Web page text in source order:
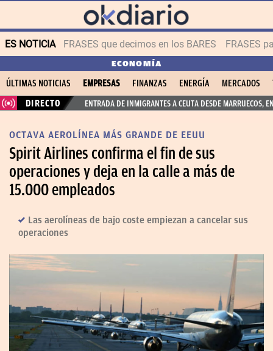
ES NOTICIA FRASES que decimos en los BARES FRASES
ECONOMÍA
ÚLTIMAS NOTICIAS EMPRESAS FINANZAS ENERGÍA MERCADOS
DIRECTO
ENTRADA DE INMIGRANTES A CEUTA DESDE MARRUECOS,
OCTAVA AEROLÍNEA MÁS GRANDE DE EEUU
Spirit Airlines confirma el fin de sus
operaciones y deja en la calle a más de
15.000 empleados
Las aerolíneas de bajo coste empiezan a cancelar sus
operaciones